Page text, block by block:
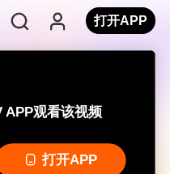
打开APP
APP观看该视频
打开APP